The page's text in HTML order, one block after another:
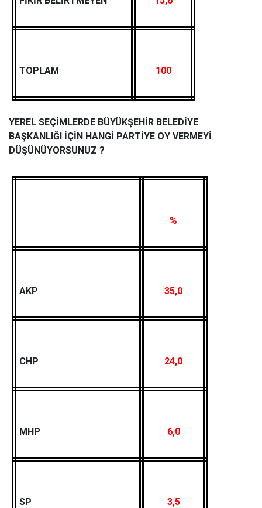
TOPLAM 100
YEREL SEÇİMLERDE BÜYÜKŞEHİR BELEDİYE
BAŞKANLIĞI İÇİN HANGİ PARTİYE OY VERMEYİ
DÜŞÜNÜYORSUNUZ ?
%
AKP 35,0
CHP 24,0
MHP 6,0
SP 3,5